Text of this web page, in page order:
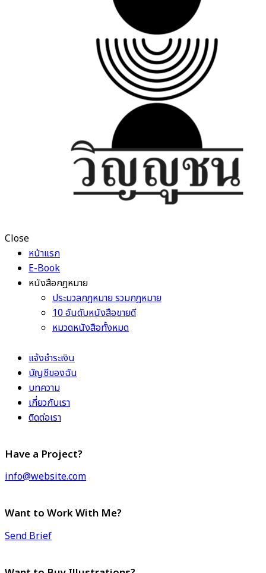
Close
หน้าแรก
E-Book
หนังสือกฎหมาย
ประมวลกฎหมาย รวมกฎหมาย
10 อันดับหนังสือขายดี
หมวดหนังสือทั้งหมด
แจ้งชำระเงิน
บัญชีของฉัน
บทความ
เกี่ยวกับเรา
ติดต่อเรา
Have a Project?
info@website.com
Want to Work With Me?
Send Brief